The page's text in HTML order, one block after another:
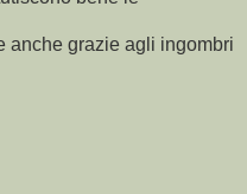
anche grazie agli ingombri